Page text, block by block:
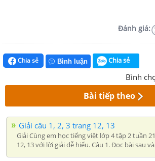
Đánh giá:
Chia sẻ Bình luận Chia sẻ
Bình
Bài tiếp theo
Giải câu 1, 2, 3 trang 12, 13
Giải Cùng em học tiếng việt lớp 4 tập 2 tuần
12, 13 với lời giải dễ hiểu. Câu 1. Đọc bài sau